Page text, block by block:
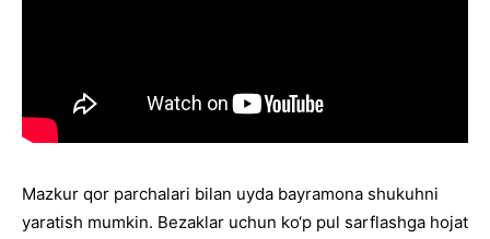
Mazkur qor parchalari bilan uyda bayramona shukuhni
yaratish mumkin. Bezaklar uchun ko‘p pul sarflashga hojat